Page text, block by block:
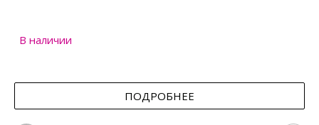
В наличии
ПОДРОБНЕЕ